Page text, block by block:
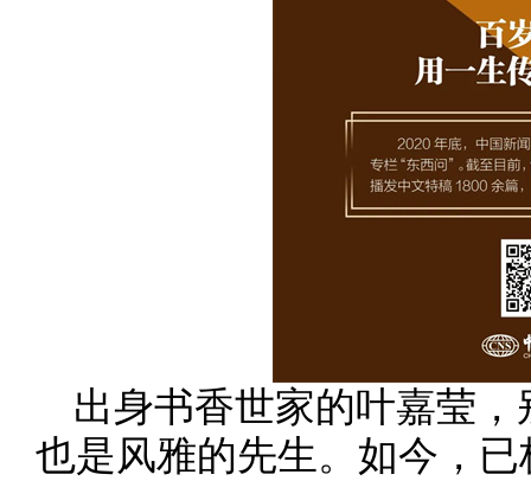
出身书香世家的叶嘉莹
也是风雅的先生。如今，